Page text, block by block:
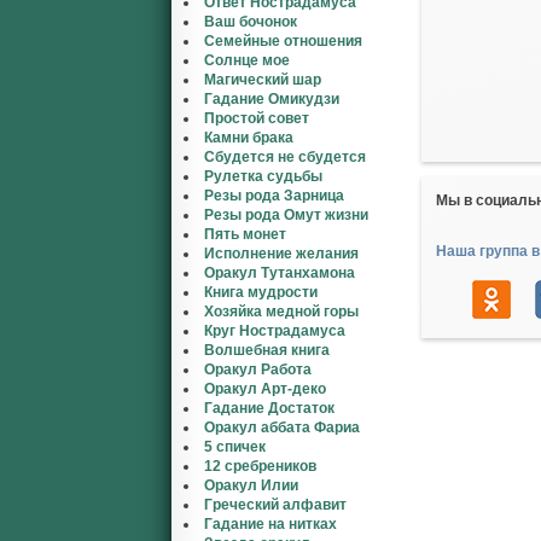
Мы в
Наша группа
Ваш бочонок
Семейные отношения
Солнце мое
Магический шар
Гадание Омикудзи
Простой совет
Камни брака
Сбудется не сбудется
Рулетка судьбы
Резы рода Зарница
Резы рода Омут жизни
Пять монет
Исполнение желания
Оракул Тутанхамона
Книга мудрости
Хозяйка медной горы
Круг Нострадамуса
Волшебная книга
Оракул Работа
Оракул Арт-деко
Гадание Достаток
Оракул аббата Фариа
5 спичек
12 сребреников
Оракул Илии
Греческий алфавит
Гадание на нитках